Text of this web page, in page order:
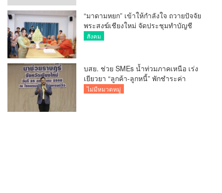
“มาดามหยก” เข้าให้กำลังใจ ถวายปัจจัย
พระสงฆ์เชียงใหม่ จัดประชุมทำบัญชี
รายรับรายจ่ายของวัด กว่า 300 รูป ที่วัด
สังคม
บสย. ช่วย SMEs น้ำท่วมภาคเหนือ เร่ง
เยียวยา “ลูกค้า-ลูกหนี้” พักชำระค่า
ธรรมเนียม-ค่างวด
ไม่มีหมวดหมู่